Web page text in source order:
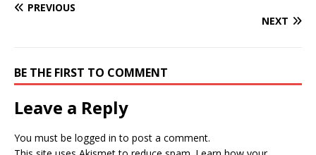
PREVIOUS
NEXT
BE THE FIRST TO COMMENT
Leave a Reply
You must be logged in to post a comment.